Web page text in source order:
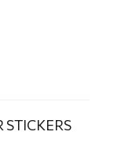
STICKERS